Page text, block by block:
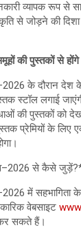
व्यापक रूप से
से जोड़ने की
की पुस्तकों से
के दौरान देश के
स्टॉल लगाई
की पुस्तकों
प्रेमियों के लिए
से कैसे
में सहभागिता के
वेबसाइट
सकते हैं।